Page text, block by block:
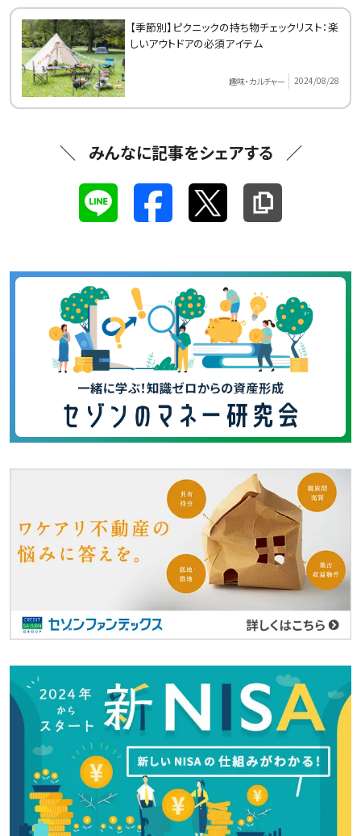
【季節別】ピクニックの持ち物チェックリスト：楽
しいアウトドアの必須アイテム
趣味・カルチャー 2024/08/28
みんなに記事をシェアする